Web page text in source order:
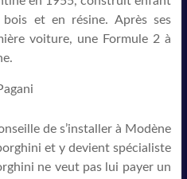
et en résine. Après ses
voiture, une Formule 2 à
de s’installer à Modène
et y devient spécialiste
ne veut pas lui payer un